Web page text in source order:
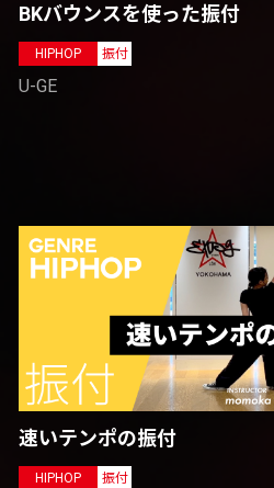
BKバウンスを使った振付
HIPHOP 振付
U-GE
速いテンポの振付
HIPHOP 振付